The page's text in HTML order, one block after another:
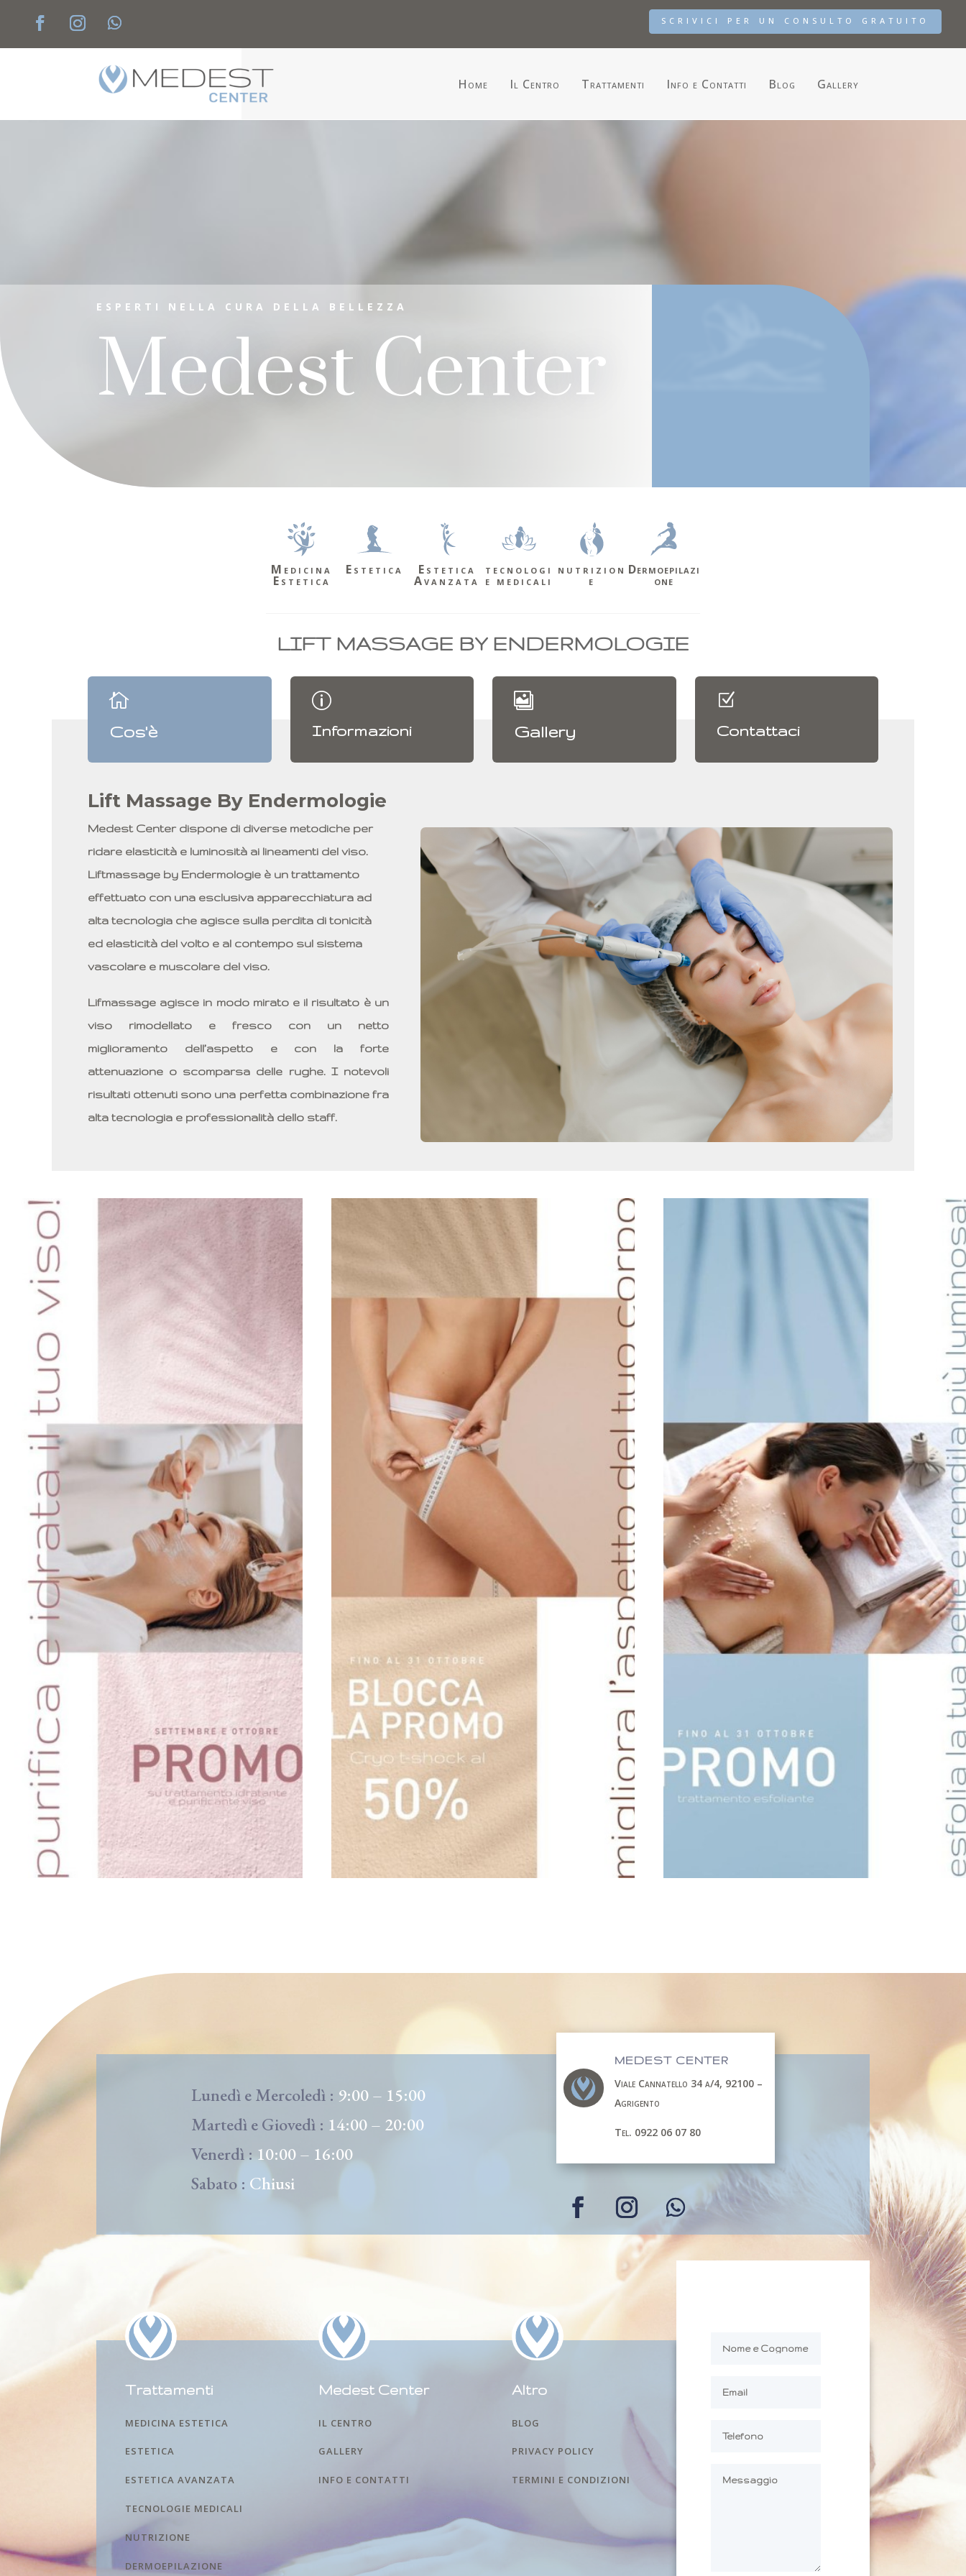
scrivici per un consulto gratuito
Home Il Centro Trattamenti Info e Contatti Blog Gallery
ESPERTI NELLA CURA DELLA BELLEZZA
Medest Center
Medicina
Estetica
Estetica Estetica
Avanzata
tecnologi
e medicali
nutrizion
e
Dermoepilazi
one
LIFT MASSAGE BY ENDERMOLOGIE

Cos'è
p
Informazioni

Gallery
Z
Contattaci
Lift Massage By Endermologie
Medest Center dispone di diverse metodiche per
ridare elasticità e luminosità ai lineamenti del viso.
Liftmassage by Endermologie è un trattamento
effettuato con una esclusiva apparecchiatura ad
alta tecnologia che agisce sulla perdita di tonicità
ed elasticità del volto e al contempo sul sistema
vascolare e muscolare del viso.
Lifmassage agisce in modo mirato e il risultato è un
viso rimodellato e fresco con un netto
miglioramento dell’aspetto e con la forte
attenuazione o scomparsa delle rughe. I notevoli
risultati ottenuti sono una perfetta combinazione fra
alta tecnologia e professionalità dello staff.
Lunedì e Mercoledì : 9:00 – 15:00
Martedì e Giovedì : 14:00 – 20:00
Venerdì : 10:00 – 16:00
Sabato : Chiusi
MEDEST CENTER
Viale Cannatello 34 a/4, 92100 –
Agrigento
Tel. 0922 06 07 80
Trattamenti
MEDICINA ESTETICA
ESTETICA
ESTETICA AVANZATA
TECNOLOGIE MEDICALI
NUTRIZIONE
DERMOEPILAZIONE
Medest Center
IL CENTRO
GALLERY
INFO E CONTATTI
Altro
BLOG
PRIVACY POLICY
TERMINI E CONDIZIONI